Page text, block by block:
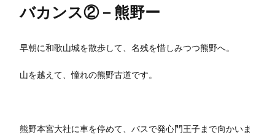
バカンス②－熊野ー
早朝に和歌山城を散歩して、名残を惜しみつつ熊野へ。
山を越えて、憧れの熊野古道です。
熊野本宮大社に車を停めて、バスで発心門王子まで向かいま